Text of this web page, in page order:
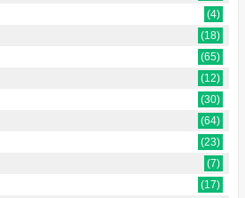
(4)
(18)
(65)
(12)
(30)
(64)
(23)
(7)
(17)